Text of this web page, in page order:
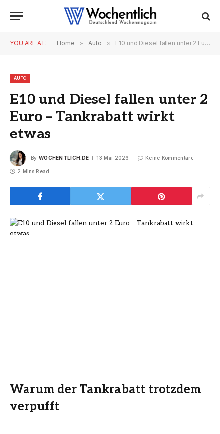
YOU ARE AT: Home » Auto » E10 und Diesel fallen unter 2 Euro – Tankrabatt wirkt etwas
AUTO
E10 und Diesel fallen unter 2
Euro – Tankrabatt wirkt
etwas
By WOCHENTLICH.DE 13 Mai 2026 Keine Kommentare
2 Mins Read
Warum der Tankrabatt trotzdem
verpufft